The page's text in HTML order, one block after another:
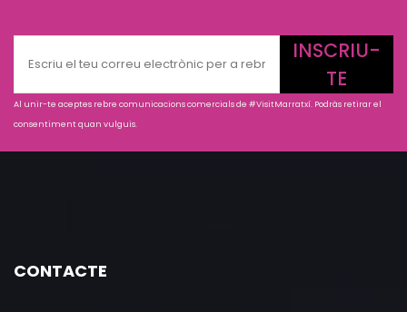
INSCRIU-
TE
Al unir-te aceptes rebre comunicacions comercials de #VisitMarratxí. Podràs retirar el
consentiment quan vulguis.
CONTACTE